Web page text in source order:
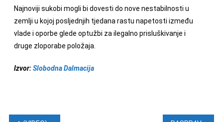
Najnoviji sukobi mogli bi dovesti do nove nestabilnosti u
zemlji u kojoj posljednjih tjedana rastu napetosti između
vlade i oporbe glede optužbi za ilegalno prisluškivanje i
druge zloporabe položaja.
Izvor:Slobodna Dalmacija